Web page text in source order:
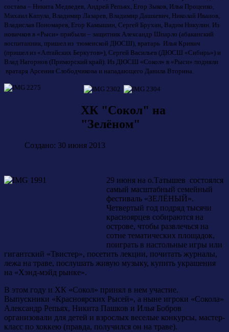
состава – Никита Медведев, Андрей Репьях, Егор Зыков, Илья Проценко,
Михаил Капула, Владимир Лазарев, Владимир Дашкевич, Николай Иванов,
Владислав Пономарев, Егор Камышин, Сергей Брухан, Вадим Никулин. Из
новичков в «Рыси» прибыли – защитник Александр Шпарло (абаканский
воспитанник, пришел из тюменской ДЮСШ), вратарь Илья Кривич
(пришел из «Алтайских Беркутов»), Сергей Васильев (ДЮСШ «Сибирь») и
Влад Нагорнов (Приморский край). Из ДЮСШ «Сокол» в «Рыси» подняли
вратаря Арсения Слободчикова и нападающего Данила Вторина.
ХК "Сокол" на
"Зелёном"
Создано: 30 июня 2013
29 июня на о.Татышев состоялся
самый масштабный семейный
фестиваль «ЗЕЛЁНЫЙ».
Четвертый год подряд тысячи
красноярцев собираются на
острове, чтобы развлечься на
сотне тематических площадок,
поиграть в настольные игры или
гигантский «Твистер», посетить лекции, почитать журналы,
лежа на траве, послушать живую музыку, купить украшения
на «Хэнд-мэйд рынке».
В этом году и ХК «Сокол» принял в нем участие.
Выпускники «Красноярских Рысей», а ныне игроки «Сокола»
Александр Репьях, Никита Пашков и Илья Бобров
организовали для детей и взрослых веселые конкурсы, мастер-
класс по хоккею (правда, получился он на траве).